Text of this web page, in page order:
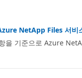
NetApp Files 서
을 기준으로 Azure